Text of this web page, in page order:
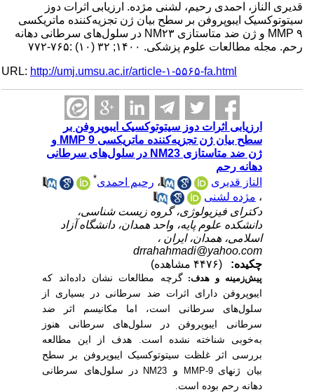
قدیری الناز، احمدی رحیم، لشنی مژده. ارزیابی اثرات دوز
سیتوتوکسیک ایبوپروفن بر سطح بیان ژن تجزیه‌کننده ماتریکسی
MMP ۹ و ژن ضد متاستازی NM۲۳ در سلول‌های سرطانی دهانه
رحم. مجله مطالعات علوم پزشکی. ۱۴۰۰; ۳۲ (۱۰) :۷۶۵-۷۷۲
URL:http://umj.umsu.ac.ir/article-۱-۵۵۶۵-fa.html
ارزیابی اثرات دوز سیتوتوکسیک ایبوپروفن بر
سطح بیان ژن تجزیه‌کننده ماتریکسی MMP 9 و
ژن ضد متاستازی NM23 در سلول‌های سرطانی
دهانه رحم
الناز قدیری
،رحیم احمدی*
مژده لشنی
دکترای فیزیولوژی، گروه زیست شناسی،
دانشکده علوم پایه، واحد همدان، دانشگاه آزاد
اسلامی، همدان، ایران ،
drrahahmadi@yahoo.com
چکیده:
پیش‌زمینه و هدف:گرچه مطالعات نشان دادهاند که
ایبوپروفن د ارای اثرات ضد سرطانی در بسیاری از
سلول‌های سرطانی است، اما مکانیسم اثر ضد
سرطانی ایبوپروفن در سلول‌های سرطانی هنوز
به‌خوبی شناخته نشده است.
هدف از این مطالعه
بررسی اثر غلظت سیتوتوکسیک ایبوپروفن بر سطح
بیان ژن های MMP-9 وNM23 در سلول‌های سرطانی
دهانه رحم بوده است.